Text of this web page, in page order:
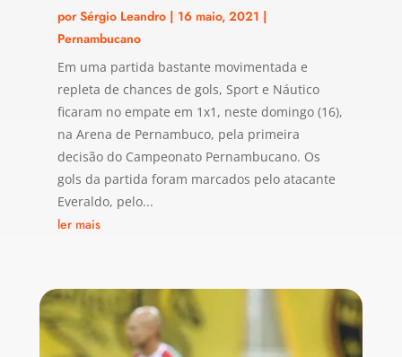
porSérgio Leandro| 16 maio, 2021 |
Pernambucano
Em uma partida bastante movimentada e
repleta de chances de gols, Sport e Náutico
ficaram no empate em 1x1, neste domingo (16),
na Arena de Pernambuco, pela primeira
decisão do Campeonato Pernambucano. Os
gols da partida foram marcados pelo atacante
Everaldo, pelo...
ler mais